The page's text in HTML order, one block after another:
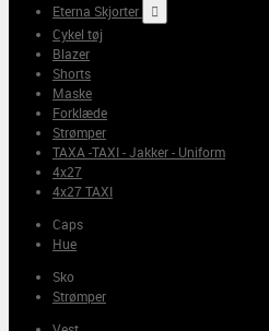
Eterna Skjorter

Cykel tøj
Blazer
Shorts
Maske
Forklæde
Strømper
TAXA -TAXI - Jakker - Uniform
4x27
4x27 TAXI
Caps
Hue
Sko
Strømper